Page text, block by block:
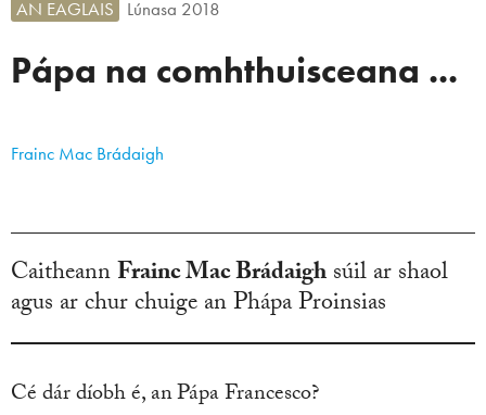
Pápa na comhthuisceana ...
AN EAGLAIS Lúnasa 2018
Frainc Mac Brádaigh
CaitheannFrainc Mac Brádaighsúil ar shaol
agus ar chur chuige an Phápa Proinsias
Cé dár díobh é, anPápa Francesco?